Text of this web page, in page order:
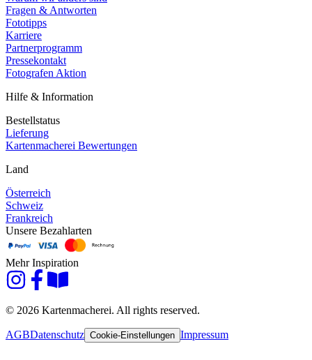
Fragen & Antworten
Fototipps
Karriere
Partnerprogramm
Pressekontakt
Fotografen Aktion
Hilfe & Information
Bestellstatus
Lieferung
Kartenmacherei Bewertungen
Land
Österreich
Schweiz
Frankreich
Unsere Bezahlarten
Mehr Inspiration
© 2026 Kartenmacherei. All rights reserved.
AGBDatenschutz Cookie-Einstellungen Impressum